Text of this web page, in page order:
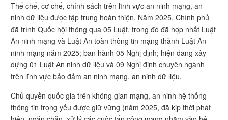
Thể chế, cơ chế, chính sách trên lĩnh vực an ninh mạng, an
ninh dữ liệu được tập trung hoàn thiện. Năm 2025, Chính phủ
đã trình Quốc hội thông qua 05 Luật, trong đó đã hợp nhất Luật
An ninh mạng và Luật An toàn thông tin mạng thành Luật An
ninh mạng năm 2025; ban hành 05 Nghị định; hiện đang xây
dựng 01 Luật An ninh dữ liệu và 09 Nghị định chuyên ngành
trên lĩnh vực bảo đảm an ninh mạng, an ninh dữ liệu.
Chủ quyền quốc gia trên không gian mạng, an ninh hệ thống
thông tin trọng yếu được giữ vững (năm 2025, đã kịp thời phát